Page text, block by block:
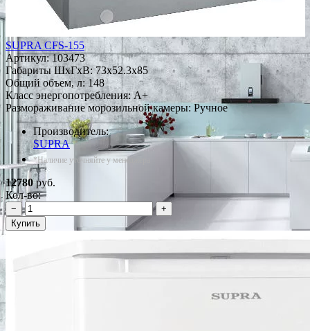
SUPRA CFS-155
Артикул:103473
Габариты ШxГxВ: 73x52.3x85
Общий объем, л: 148
Класс энергопотребления: A+
Размораживание морозильной камеры: Ручное
Производитель:
SUPRA
*Наличие уточняйте у менеджера
12780руб.
Кол-во:
−
+
Купить